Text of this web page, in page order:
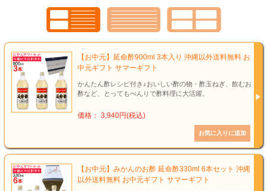
【お中元】延命酢900ml 3本入り 沖縄以外送料無料 お
中元ギフト サマーギフト
かんたん酢レシピ付き♪おいしい酢の物・酢玉ねぎ、飲むお
酢など、とってもべんりで酢料理に大活躍。
価格： 3,940円(税込)
【お中元】みかんのお酢 延命酢330ml 6本セット 沖縄
以外送料無料 お中元ギフト サマーギフト